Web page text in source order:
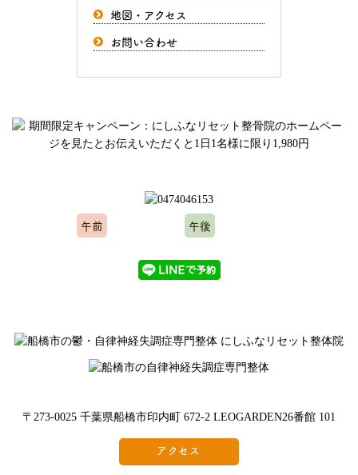
地図・アクセス
お問い合わせ
午前 午後
〒273-0025 千葉県船橋市印内町 672-2 LEOGARDEN26番館 101
アクセス